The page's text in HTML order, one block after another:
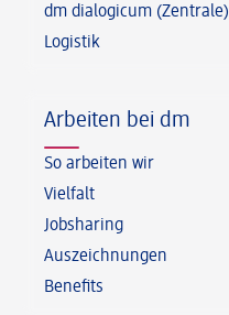
dm dialogicum (Zentrale)
Logistik
Arbeiten bei dm
So arbeiten wir
Vielfalt
Jobsharing
Auszeichnungen
Benefits